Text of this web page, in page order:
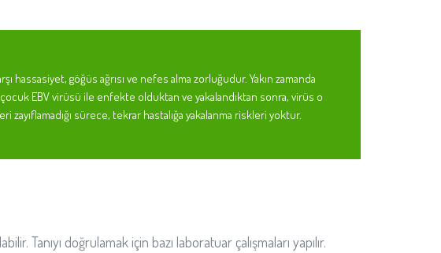
hassasiyet, göğüs ağrısı ve nefes alma zorluğudur. Yakın zamanda
EBV virüsü ile enfekte olduktan ve yakalandıktan sonra, virüs o
zayıflamadığı sürece, tekrar hastalığa yakalanma riskleri yoktur.
Tanıyı doğrulamak için bazı laboratuar çalışmaları yapılır.